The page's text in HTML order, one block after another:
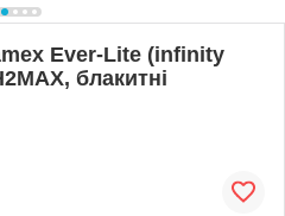
Ever-Lite (infinity
блакитні